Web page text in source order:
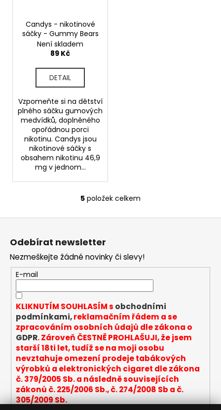
Candys - nikotinové
sáčky - Gummy Bears
Není skladem
89 Kč
DETAIL
Vzpomeňte si na dětství
plného sáčku gumových
medvídků, doplněného
opořádnou porci
nikotinu. Candys jsou
nikotinové sáčky s
obsahem nikotinu 46,9
mg v jednom...
O
v
a
c
í
p
r
v
k
y
v
ý
p
i
s
u
5 položek celkem
Z
Odebírat newsletter
Nezmeškejte žádné novinky či slevy!
E-mail
KLIKNUTÍM SOUHLASÍM s obchodními
podmínkami,reklamačním řádem a se
zpracováním osobních údajů dle zákona o
GDPR. Zároveň ČESTNĚ PROHLAŠUJI, že jsem
starší 18ti let, tudíž se na moji osobu
nevztahuje omezení prodeje tabákových
výrobků a elektronických cigaret dle zákona
č. 379/2005 Sb. a následně souvisejících
zákonů č. 225/2006 Sb., č. 274/2008 Sb a č.
305/2009 Sb.